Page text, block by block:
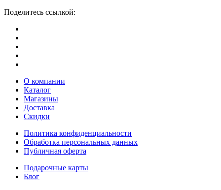
Поделитесь ссылкой:
О компании
Каталог
Магазины
Доставка
Скидки
Политика конфиденциальности
Обработка персональных данных
Публичная оферта
Подарочные карты
Блог